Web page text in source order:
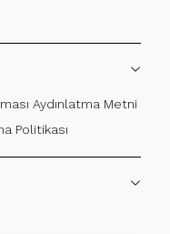
Aydınlatma Metni
Politikası